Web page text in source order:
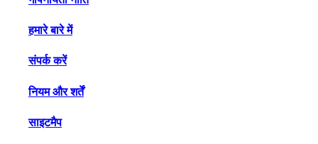
हमारे बारे में
संपर्क करें
नियम और शर्तें
साइटमैप